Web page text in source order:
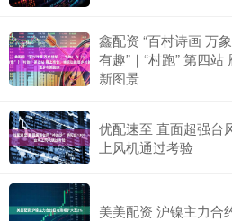
鑫配资 “百村诗画 万
有趣”｜“村跑” 第四
新图景
优配速至 直面超强台
上风机通过考验
美美配资 沪镍主力合